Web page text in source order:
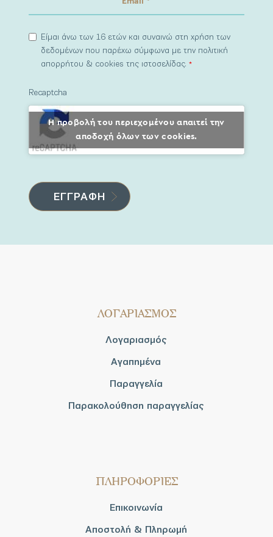
Είμαι άνω των 16 ετών και συναινώ στη χρήση των
δεδομένων που παρέχω σύμφωνα με την πολιτική
απορρήτου & cookies της ιστοσελίδας.*
Recaptcha
Η προβολή του περιεχομένου απαιτεί την
αποδοχή όλων των cookies.
ΛΟΓΑΡΙΑΣΜΟΣ
Λογαριασμός
Αγαπημένα
Παραγγελία
Παρακολούθηση παραγγελίας
ΠΛΗΡΟΦΟΡΙΕΣ
Επικοινωνία
Αποστολή & Πληρωμή